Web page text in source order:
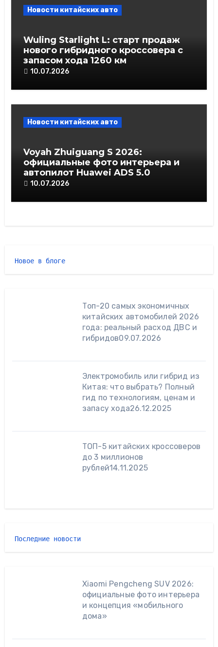
Новости китайских авто
Wuling Starlight L: старт продаж
нового гибридного кроссовера с
запасом хода 1260 км
10.07.2026
Новости китайских авто
Voyah Zhuiguang S 2026:
официальные фото интерьера и
автопилот Huawei ADS 5.0
10.07.2026
Новое в блоге
Топ-20 самых экономичных
китайских автомобилей 2026
года: реальный расход ДВС и
гибридов09.07.2026
Электромобиль или гибрид из
Китая: что выбрать? Полный
гид по технологиям, ценам и
запасу хода26.12.2025
ТОП-5 китайских кроссоверов
до 3 миллионов
рублей14.11.2025
Последние новости
Xiaomi Pengcheng SUV 2026:
официальные фото интерьера
и концепция «мобильного
дома»